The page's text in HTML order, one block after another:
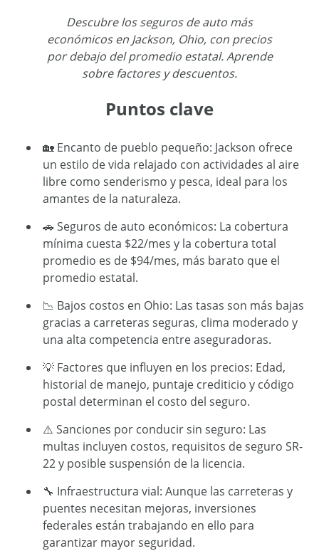
Descubre los seguros de auto más
económicos en Jackson, Ohio, con precios
por debajo del promedio estatal. Aprende
sobre factores y descuentos.
Puntos clave
🏡 Encanto de pueblo pequeño: Jackson ofrece
un estilo de vida relajado con actividades al aire
libre como senderismo y pesca, ideal para los
amantes de la naturaleza.
🚗 Seguros de auto económicos: La cobertura
mínima cuesta $22/mes y la cobertura total
promedio es de $94/mes, más barato que el
promedio estatal.
📉 Bajos costos en Ohio: Las tasas son más bajas
gracias a carreteras seguras, clima moderado y
una alta competencia entre aseguradoras.
💡 Factores que influyen en los precios: Edad,
historial de manejo, puntaje crediticio y código
postal determinan el costo del seguro.
⚠️ Sanciones por conducir sin seguro: Las
multas incluyen costos, requisitos de seguro SR-
22 y posible suspensión de la licencia.
🔧 Infraestructura vial: Aunque las carreteras y
puentes necesitan mejoras, inversiones
federales están trabajando en ello para
garantizar mayor seguridad.